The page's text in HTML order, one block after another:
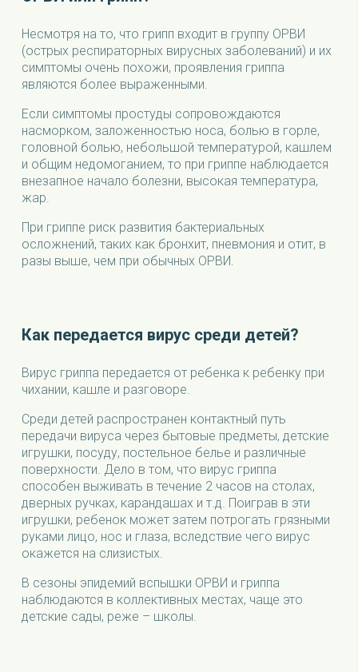
Несмотря на то, что грипп входит в группу ОРВИ
(острых респираторных вирусных заболеваний) и их
симптомы очень похожи, проявления гриппа
являются более выраженными.
Если симптомы простуды сопровождаются
насморком, заложенностью носа, болью в горле,
головной болью, небольшой температурой, кашлем
и общим недомоганием, то при гриппе наблюдается
внезапное начало болезни, высокая температура,
жар.
При гриппе риск развития бактериальных
осложнений, таких как бронхит, пневмония и отит, в
разы выше, чем при обычных ОРВИ.
Как передается вирус среди детей?
Вирус гриппа передается от ребенка к ребенку при
чихании, кашле и разговоре.
Среди детей распространен контактный путь
передачи вируса через бытовые предметы, детские
игрушки, посуду, постельное белье и различные
поверхности. Дело в том, что вирус гриппа
способен выживать в течение 2 часов на столах,
дверных ручках, карандашах и т.д. Поиграв в эти
игрушки, ребенок может затем потрогать грязными
руками лицо, нос и глаза, вследствие чего вирус
окажется на слизистых.
В сезоны эпидемий вспышки ОРВИ и гриппа
наблюдаются в коллективных местах, чаще это
детские сады, реже – школы.